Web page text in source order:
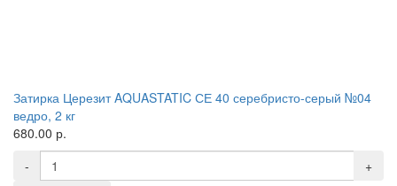
Затирка Церезит AQUASTATIC СЕ 40 серебристо-серый №04
ведро, 2 кг
680.00 р.
-
+